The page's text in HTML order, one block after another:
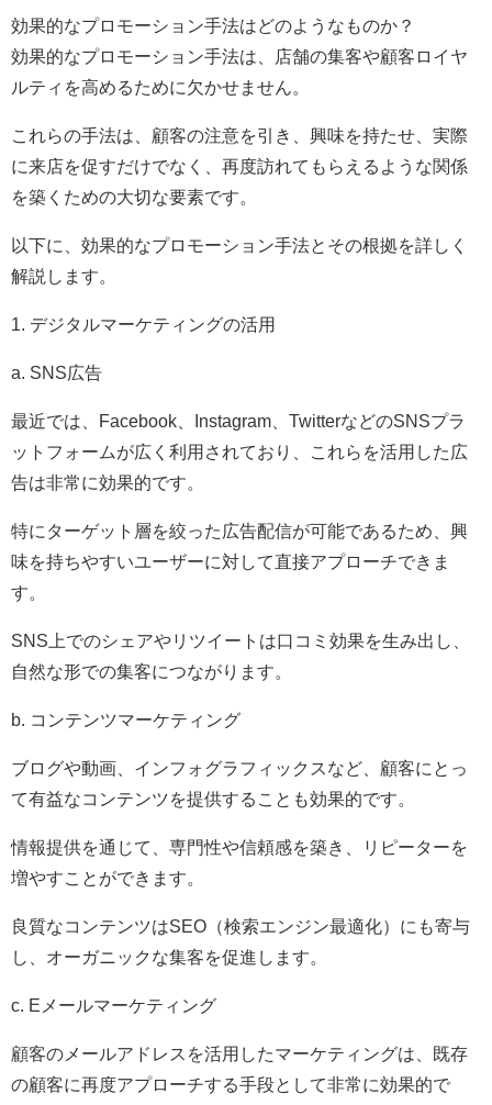
効果的なプロモーション手法はどのようなものか？
効果的なプロモーション手法は、店舗の集客や顧客ロイヤ
ルティを高めるために欠かせません。
これらの手法は、顧客の注意を引き、興味を持たせ、実際
に来店を促すだけでなく、再度訪れてもらえるような関係
を築くための大切な要素です。
以下に、効果的なプロモーション手法とその根拠を詳しく
解説します。
1. デジタルマーケティングの活用
a. SNS広告
最近では、Facebook、Instagram、TwitterなどのSNSプラ
ットフォームが広く利用されており、これらを活用した広
告は非常に効果的です。
特にターゲット層を絞った広告配信が可能であるため、興
味を持ちやすいユーザーに対して直接アプローチできま
す。
SNS上でのシェアやリツイートは口コミ効果を生み出し、
自然な形での集客につながります。
b. コンテンツマーケティング
ブログや動画、インフォグラフィックスなど、顧客にとっ
て有益なコンテンツを提供することも効果的です。
情報提供を通じて、専門性や信頼感を築き、リピーターを
増やすことができます。
良質なコンテンツはSEO（検索エンジン最適化）にも寄与
し、オーガニックな集客を促進します。
c. Eメールマーケティング
顧客のメールアドレスを活用したマーケティングは、既存
の顧客に再度アプローチする手段として非常に効果的で